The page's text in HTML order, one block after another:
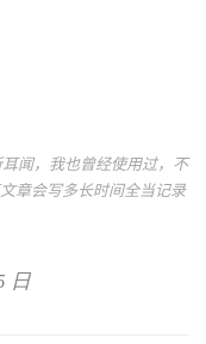
闻，我也曾经使用过，不
章会写多长时间全当记录
日